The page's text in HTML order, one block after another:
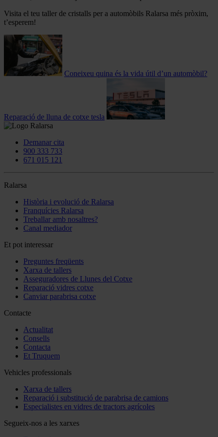
Visita el teu taller de cristalls per a automòbils Ralarsa més pròxim,
t’esperem!
Coneixeu quina és la vida útil d’un automòbil?
Reparació de lluna de cotxe tesla
Demanar cita
900 333 733
671 015 121
Ralarsa
Història i evolució de Ralarsa
Franquícies Ralarsa
Treballar amb nosaltres?
Canal mediador
Et pot interessar
Preguntes freqüents
Xarxa de tallers
Asseguradores de Llunes del Cotxe
Reparació vidres cotxe
Canviar parabrisa cotxe
Contacte
Actualitat
Consells
Contacta
Et Truquem
Vehicles professionals
Xarxa de tallers
Reparació i substitució de parabrisa de camions
Especialistes en vidres de tractors agrícoles
Segueix-nos a les xarxes